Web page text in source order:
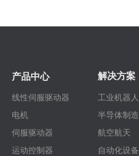
产品中心
线性伺服驱动器
电机
伺服驱动器
运动控制器
解决方案
工业机器人
半导体制造
航空航天
自动化设备